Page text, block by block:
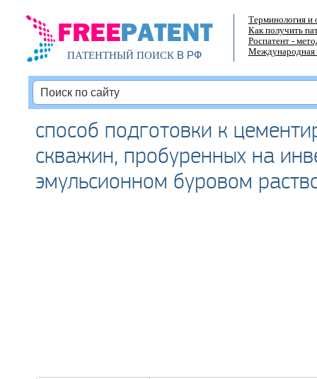
ПАТЕНТНЫЙ ПОИСКВ РФ
Терминология и
Как получить
Роспатент -
Международная
способ подготовки к
скважин, пробуренных на
эмульсионном буровом